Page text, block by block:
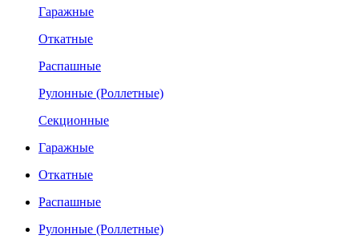
Гаражные
Откатные
Распашные
Рулонные (Роллетные)
Секционные
Гаражные
Откатные
Распашные
Рулонные (Роллетные)